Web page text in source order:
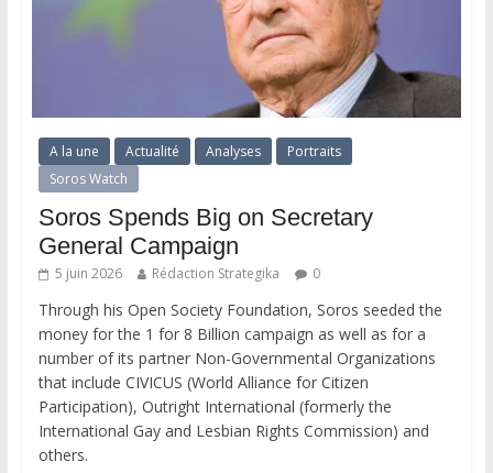
A la une Actualité Analyses
Portraits
Soros Watch
Soros Spends Big on Secretary
General Campaign
5 juin 2026 Rédaction Strategika 0
Through his Open Society Foundation, Soros seeded the
money for the 1 for 8 Billion campaign as well as for a
number of its partner Non-Governmental Organizations
that include CIVICUS (World Alliance for Citizen
Participation), Outright International (formerly the
International Gay and Lesbian Rights Commission) and
others.